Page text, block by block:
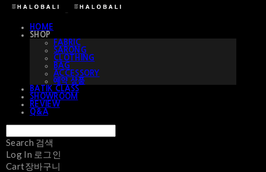
HOME
SHOP
FABRIC
SARONG
CLOTHING
BAG
ACCESSORY
예약 상품
BATIK CLASS
SHOWROOM
REVIEW
Q&A
Search 검색
Log In 로그인
Cart장바구니